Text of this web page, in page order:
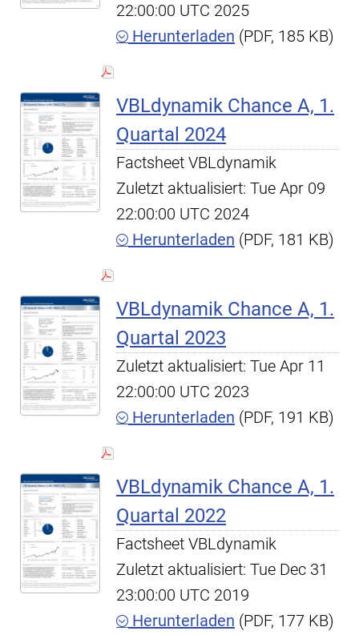
22:00:00 UTC 2025
Herunterladen (PDF, 185 KB)
VBLdynamik Chance A, 1.
Quartal 2024
Factsheet VBLdynamik
Zuletzt aktualisiert: Tue Apr 09
22:00:00 UTC 2024
Herunterladen (PDF, 181 KB)
VBLdynamik Chance A, 1.
Quartal 2023
Zuletzt aktualisiert: Tue Apr 11
22:00:00 UTC 2023
Herunterladen (PDF, 191 KB)
VBLdynamik Chance A, 1.
Quartal 2022
Factsheet VBLdynamik
Zuletzt aktualisiert: Tue Dec 31
23:00:00 UTC 2019
Herunterladen (PDF, 177 KB)